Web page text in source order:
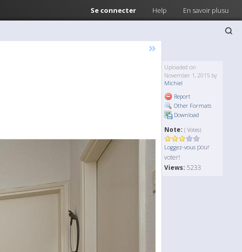
Se connecter Help En savoir plusu
»
Uploaded on
November 1, 2015 by
Michiel
Report
Other Formats
Download
Note: ( Votes)
Loggez-vous pour
voter!
Views: 5233